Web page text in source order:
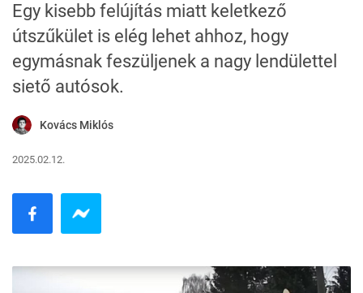
Egy kisebb felújítás miatt keletkező
útszűkület is elég lehet ahhoz, hogy
egymásnak feszüljenek a nagy lendülettel
siető autósok.
Kovács Miklós
2025.02.12.